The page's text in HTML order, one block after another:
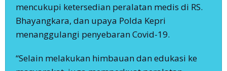
mencukupi ketersedian peralatan medis di RS.
Bhayangkara, dan upaya Polda Kepri
menanggulangi penyebaran Covid-19.
“Selain melakukan himbauan dan edukasi ke